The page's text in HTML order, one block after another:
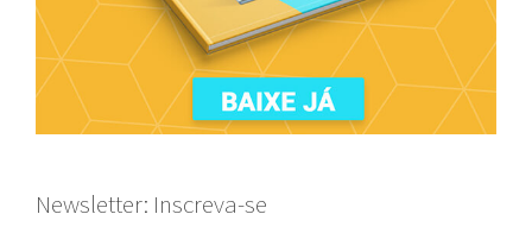
Newsletter: Inscreva-se